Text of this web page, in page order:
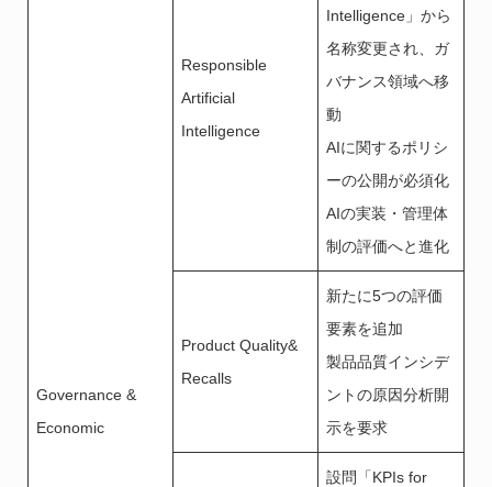
Governance &
Economic
Responsible
Artificial
Intelligence
Intelligence」から
名称変更され、ガ
バナンス領域へ移
動
AIに関するポリシ
ーの公開が必須化
AIの実装・管理体
制の評価へと進化
Product Quality&
Recalls
新たに5つの評価
要素を追加
製品品質インシデ
ントの原因分析開
示を要求
設問「KPIs for